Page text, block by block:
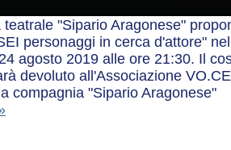
teatrale "Sipario Aragonese"
personaggi in cerca d'attore"
agosto 2019 alle ore 21:30. Il
devoluto all'Associazione
compagnia "Sipario Aragonese"